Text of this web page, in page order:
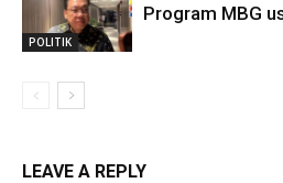
POLITIK
Program MBG
LEAVE A REPLY